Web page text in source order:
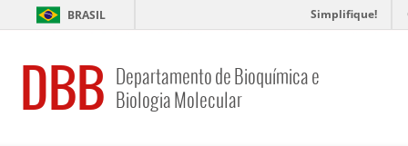
BRASIL Simplifique!
DBB Departamento de Bioquímica e
Biologia Molecular